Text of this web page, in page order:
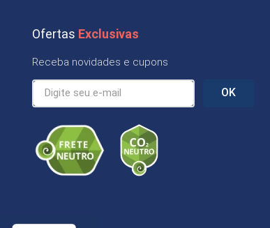
Ofertas Exclusivas
Receba novidades e cupons
OK